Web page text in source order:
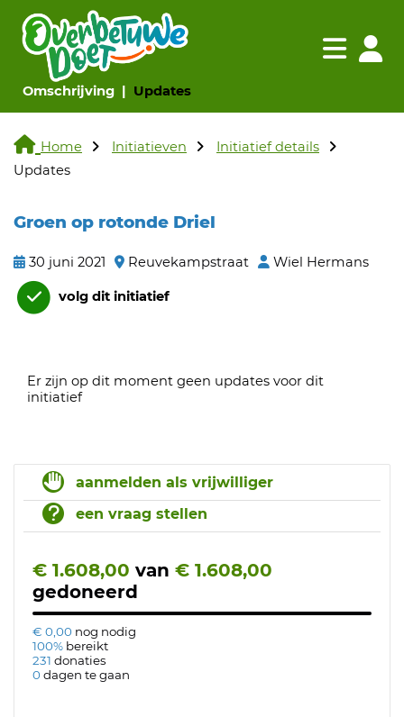
Omschrijving(huidige pagina)
Updates(huidige pagina)
Navigatie
Home Initiatieven
Initiatief details
Updates
Groen op rotonde Driel
30 juni 2021 Reuvekampstraat Wiel Hermans
volg dit initiatief
Er zijn op dit moment geen updates voor dit
initiatief
aanmelden als vrijwilliger
een vraag stellen
€ 1.608,00 van € 1.608,00
gedoneerd
€ 0,00 nog nodig
100% bereikt
231 donaties
0dagen te gaan